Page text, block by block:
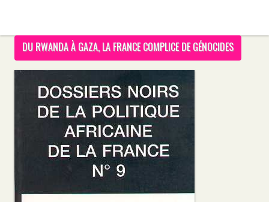
DU RWANDA À GAZA, LA FRANCE COMPLICE DE GÉNOCIDES